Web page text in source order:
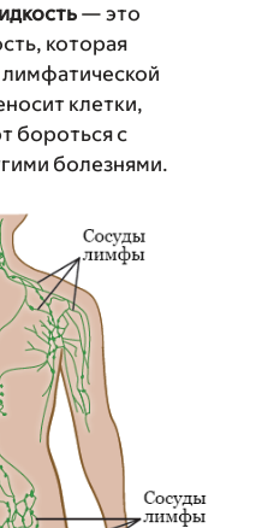
— это
которая
клетки,
бороться с
болезнями.